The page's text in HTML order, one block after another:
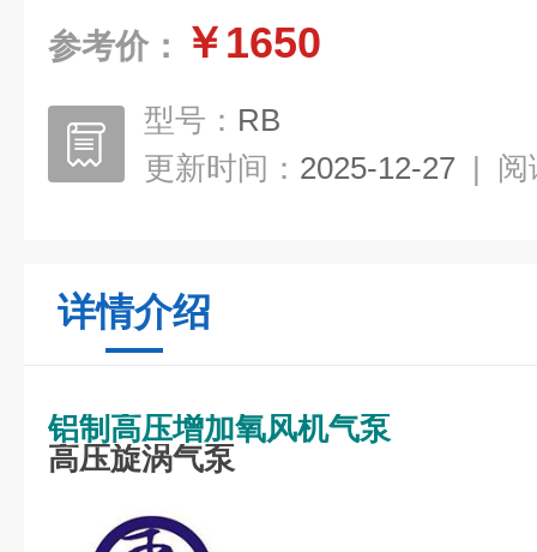
参考价： ￥1650
型号： RB
更新时间： 2025-12-27 | 阅
详情介绍
铝制高压增加氧风机气泵
高压旋涡气泵